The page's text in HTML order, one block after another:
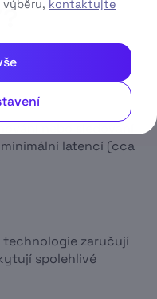
latencí (cca
technologie zaručují
spolehlivé
kontaktujte